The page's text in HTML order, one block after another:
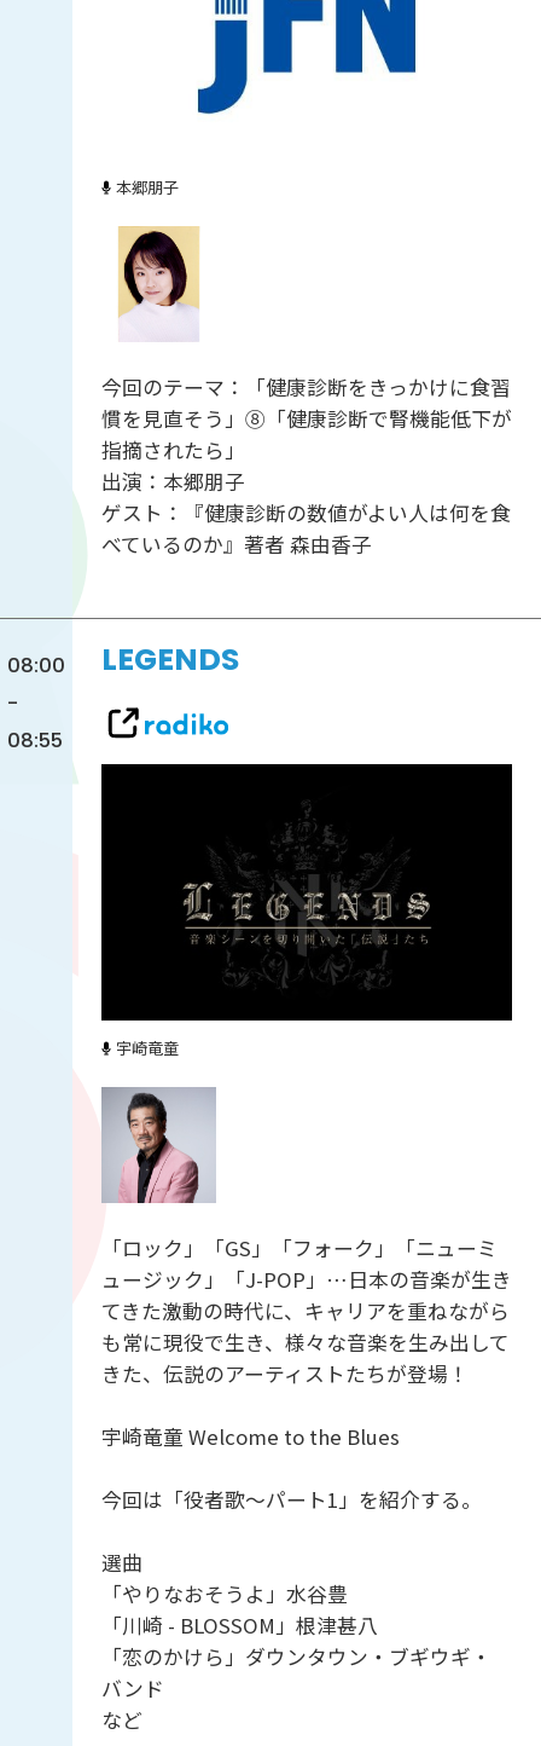
本郷朋子
今回のテーマ：「健康診断をきっかけに食習
慣を見直そう」⑧「健康診断で腎機能低下が
指摘されたら」
出演：本郷朋子
ゲスト：『健康診断の数値がよい人は何を食
べているのか』著者 森由香子
08:00
-
08:55
LEGENDS
宇崎竜童
「ロック」「GS」「フォーク」「ニューミ
ュージック」「J-POP」…日本の音楽が生き
てきた激動の時代に、キャリアを重ねながら
も常に現役で生き、様々な音楽を生み出して
きた、伝説のアーティストたちが登場！
宇崎竜童 Welcome to the Blues
今回は「役者歌～パート1」を紹介する。
選曲
「やりなおそうよ」水谷豊
「川崎 - BLOSSOM」根津甚八
「恋のかけら」ダウンタウン・ブギウギ・
バンド
など